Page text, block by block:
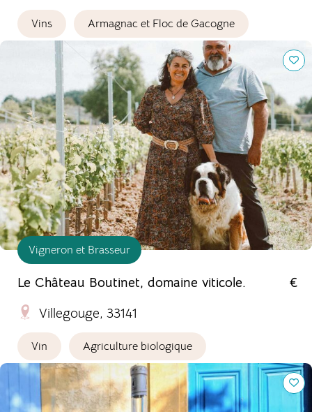
Vins Armagnac et Floc de Gacogne
Vigneron et Brasseur
Le Château Boutinet, domaine viticole.
€
Villegouge, 33141
Vin Agriculture biologique
Le Château Boutinet, domaine viticole.
Domaine de Mastric